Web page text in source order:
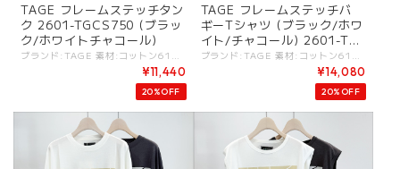
TAGE フレームステッチタン
ク 2601-TGCS750 (ブラッ
ク/ホワイトチャコール)
ブランド:TAGE 素材:コットン61%,レーヨン39%. カラー:・ブラック ・ホワイト ・チャコール サイズ:[38].着丈:49cm/バスト:126cm/肩幅:61cm/ - 糸や編み方でヴィンテージ感を出した天竺素材。 柔らかさと羽毛の少ないクリアな印象がバランス良いジャージートップス。 肩先は落ち感が出るデザイン。 フロントにフレーム布縫い付けデザイン。 後ろ裾にスリット。 #TAGE #タージュ -TAGE- MINIMALISM：コントラストが特徴のシンプルな表現. FUNCTIONAL：ボディの動きに寄りそうパターン. CLEAN：洗練されたディテールとクリーンなシルエット. これらがKEYとなる[TAGE]のデザインフィロソフィ。 - - - - - [ＴＡＧＥ]は高田祐子による東京をベースにしているレディスウェアブランド。 ミニマルアートやドローイングから影響を受けたコレクションが多く、デザインは不規則な変化・カラーコンビネーション・切り替えテクニックなどのコントラストが特徴のシンプルな表現を基本としている。 ----------- ※商品カラーは撮影時の光や閲覧環境によって、実際の商品と若干異なる場合がございます ※平置き採寸となりますので、多少の誤差が生じる場合がございます。 (ニットなど製品上、伸縮性があるものも伸ばさずに計測) ※タグ記載の注意事項、洗濯表示を必ずお読みください。 ☆その他気になる点はお気軽にご連絡ください☆ tage-2601tgcs750
¥11,440
20%OFF
TAGE フレームステッチバ
ギーTシャツ (ブラック/ホワ
イト/チャコール) 2601-TG
CS749
ブランド:TAGE 素材:コットン61%,レーヨン39%. カラー:・ブラック ・ホワイト ・チャコール サイズ:[38].着丈:69cm/バスト:126cm/肩幅:61cm/袖丈:25cm/ - 糸や編み方でヴィンテージ感を出した天竺素材。 柔らかさと羽毛の少ないクリアな印象がバランス良いジャージートップス。 ゆったりサイズ感。 フロントにフレーム布縫い付けデザイン。 ボトムとのバランス感が取りやすい着丈。 #TAGE #タージュ -TAGE- MINIMALISM：コントラストが特徴のシンプルな表現. FUNCTIONAL：ボディの動きに寄りそうパターン. CLEAN：洗練されたディテールとクリーンなシルエット. これらがKEYとなる[TAGE]のデザインフィロソフィ。 - - - - - [ＴＡＧＥ]は高田祐子による東京をベースにしているレディスウェアブランド。 ミニマルアートやドローイングから影響を受けたコレクションが多く、デザインは不規則な変化・カラーコンビネーション・切り替えテクニックなどのコントラストが特徴のシンプルな表現を基本としている。 ----------- ※商品カラーは撮影時の光や閲覧環境によって、実際の商品と若干異なる場合がございます ※平置き採寸となりますので、多少の誤差が生じる場合がございます。 (ニットなど製品上、伸縮性があるものも伸ばさずに計測) ※タグ記載の注意事項、洗濯表示を必ずお読みください。 ☆その他気になる点はお気軽にご連絡ください☆ tage-2601tgcs749
¥14,080
20%OFF